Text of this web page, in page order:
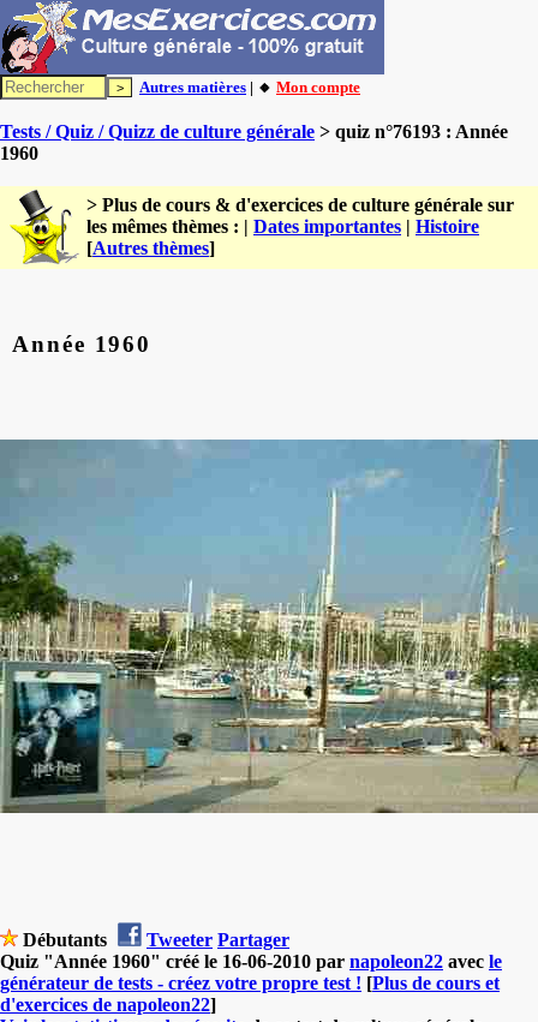
Autres matières | 🔸 Mon compte
Tests / Quiz / Quizz de culture générale > quiz n°76193 : Année
1960
> Plus de cours & d'exercices de culture générale sur
les mêmes thèmes : | Dates importantes | Histoire
[Autres thèmes]
Année 1960
Débutants Tweeter Partager
Quiz "Année 1960" créé le 16-06-2010 par napoleon22 avec le
générateur de tests - créez votre propre test ! [Plus de cours et
d'exercices de napoleon22]